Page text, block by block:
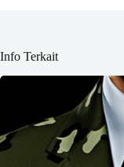
Info Terkait